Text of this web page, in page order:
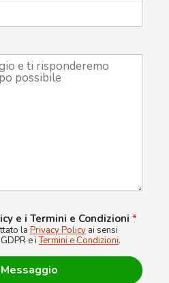
e i Termini e Condizioni *
la Privacy Policy ai sensi
e iTermini e Condizioni.